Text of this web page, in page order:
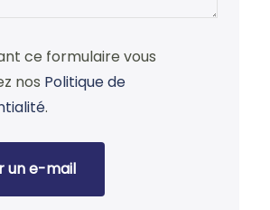
ce formulaire vous
nos Politique de
.
un e-mail